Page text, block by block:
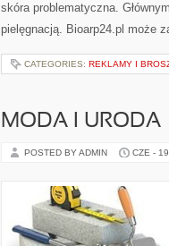
skóra problematyczna.
pielęgnacją. Bioarp24.pl może
CATEGORIES: REKLAMY I
MODA I URODA
POSTED BY ADMIN CZE -